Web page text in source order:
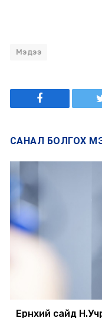
Мэдээ
САНАЛ БОЛГОХ
Ерөнхий сайд